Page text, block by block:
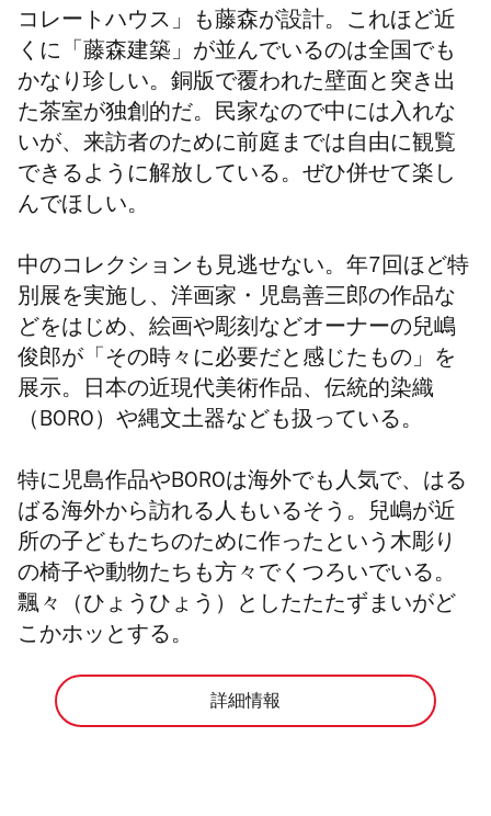
コレートハウス」も藤森が設計。これほど近
くに「藤森建築」が並んでいるのは全国でも
かなり珍しい。銅版で覆われた壁面と突き出
た茶室が独創的だ。民家なので中には入れな
いが、来訪者のために前庭までは自由に観覧
できるように解放している。ぜひ併せて楽し
んでほしい。
中のコレクションも見逃せない。年7回ほど特
別展を実施し、洋画家・児島善三郎の作品な
どをはじめ、絵画や彫刻などオーナーの兒嶋
俊郎が「その時々に必要だと感じたもの」を
展示。日本の近現代美術作品、伝統的染織
（BORO）や縄文土器なども扱っている。
特に児島作品やBOROは海外でも人気で、はる
ばる海外から訪れる人もいるそう。兒嶋が近
所の子どもたちのために作ったという木彫り
の椅子や動物たちも方々でくつろいでいる。
飄々（ひょうひょう）としたたたずまいがど
こかホッとする。
詳細情報